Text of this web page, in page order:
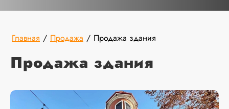
Главная / Продажа / Продажа здания
Продажа здания